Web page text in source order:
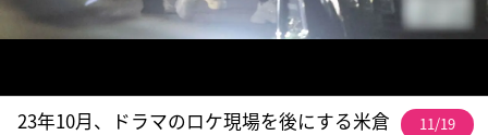
23年10月、ドラマのロケ現場を後にする米倉 11/19